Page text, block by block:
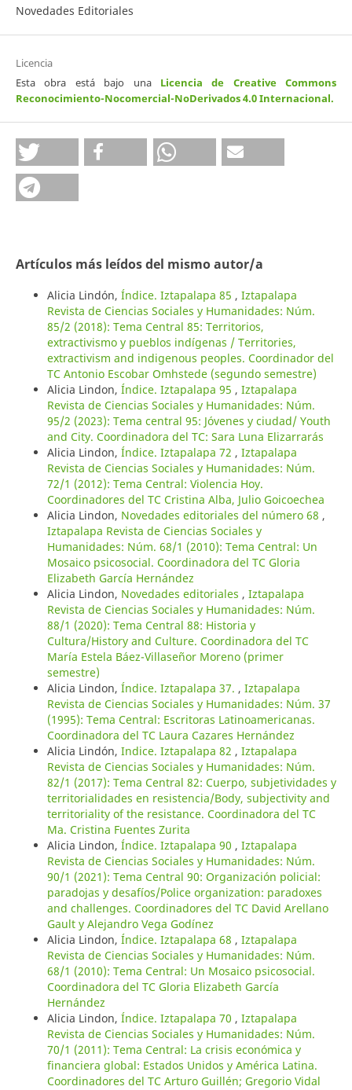
Novedades Editoriales
Licencia
Esta obra está bajo una Licencia de Creative Commons
Reconocimiento-Nocomercial-NoDerivados 4.0 Internacional.
Artículos más leídos del mismo autor/a
Alicia Lindón, Índice. Iztapalapa 85 , Iztapalapa
Revista de Ciencias Sociales y Humanidades: Núm.
85/2 (2018): Tema Central 85: Territorios,
extractivismo y pueblos indígenas / Territories,
extractivism and indigenous peoples. Coordinador del
TC Antonio Escobar Omhstede (segundo semestre)
Alicia Lindon, Índice. Iztapalapa 95 , Iztapalapa
Revista de Ciencias Sociales y Humanidades: Núm.
95/2 (2023): Tema central 95: Jóvenes y ciudad/ Youth
and City. Coordinadora del TC: Sara Luna Elizarrarás
Alicia Lindon, Índice. Iztapalapa 72 , Iztapalapa
Revista de Ciencias Sociales y Humanidades: Núm.
72/1 (2012): Tema Central: Violencia Hoy.
Coordinadores del TC Cristina Alba, Julio Goicoechea
Alicia Lindon, Novedades editoriales del número 68 ,
Iztapalapa Revista de Ciencias Sociales y
Humanidades: Núm. 68/1 (2010): Tema Central: Un
Mosaico psicosocial. Coordinadora del TC Gloria
Elizabeth García Hernández
Alicia Lindon, Novedades editoriales , Iztapalapa
Revista de Ciencias Sociales y Humanidades: Núm.
88/1 (2020): Tema Central 88: Historia y
Cultura/History and Culture. Coordinadora del TC
María Estela Báez-Villaseñor Moreno (primer
semestre)
Alicia Lindon, Índice. Iztapalapa 37. , Iztapalapa
Revista de Ciencias Sociales y Humanidades: Núm. 37
(1995): Tema Central: Escritoras Latinoamericanas.
Coordinadora del TC Laura Cazares Hernández
Alicia Lindón, Indice. Iztapalapa 82 , Iztapalapa
Revista de Ciencias Sociales y Humanidades: Núm.
82/1 (2017): Tema Central 82: Cuerpo, subjetividades y
territorialidades en resistencia/Body, subjectivity and
territoriality of the resistance. Coordinadora del TC
Ma. Cristina Fuentes Zurita
Alicia Lindon, Índice. Iztapalapa 90 , Iztapalapa
Revista de Ciencias Sociales y Humanidades: Núm.
90/1 (2021): Tema Central 90: Organización policial:
paradojas y desafíos/Police organization: paradoxes
and challenges. Coordinadores del TC David Arellano
Gault y Alejandro Vega Godínez
Alicia Lindon, Índice. Iztapalapa 68 , Iztapalapa
Revista de Ciencias Sociales y Humanidades: Núm.
68/1 (2010): Tema Central: Un Mosaico psicosocial.
Coordinadora del TC Gloria Elizabeth García
Hernández
Alicia Lindon, Índice. Iztapalapa 70 , Iztapalapa
Revista de Ciencias Sociales y Humanidades: Núm.
70/1 (2011): Tema Central: La crisis económica y
financiera global: Estados Unidos y América Latina.
Coordinadores del TC Arturo Guillén; Gregorio Vidal